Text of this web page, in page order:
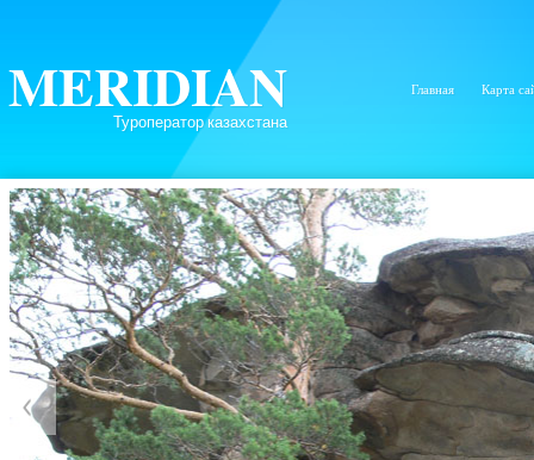
MERIDIAN
Туроператор казахстана
Главная Карта